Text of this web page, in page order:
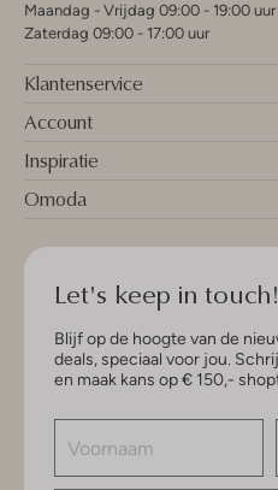
Maandag - Vrijdag 09:00 - 19:00 uur
Zaterdag 09:00 - 17:00 uur
Klantenservice
Account
Inspiratie
Omoda
Let's keep in touch!
Blijf op de hoogte van de
deals, speciaal voor jou.
en maak kans op € 150,-